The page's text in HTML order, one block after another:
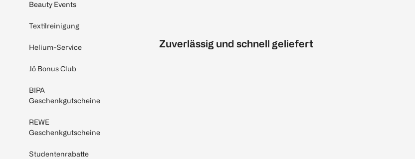
Beauty Events
Textilreinigung
Helium-Service
Jö Bonus Club
BIPA
Geschenkgutscheine
REWE
Geschenkgutscheine
Studentenrabatte
Zuverlässig und schnell geliefert